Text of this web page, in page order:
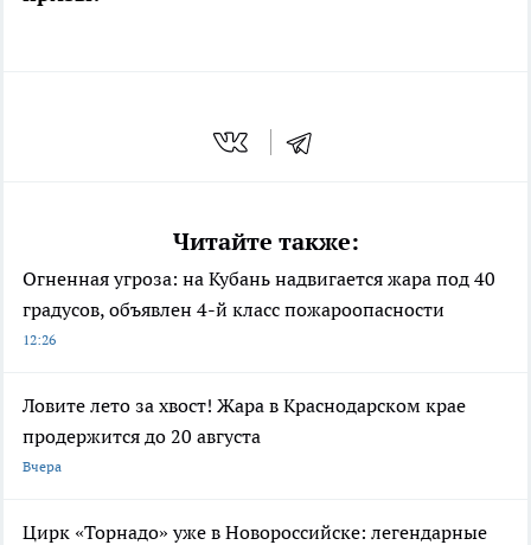
Читайте также:
Огненная угроза: на Кубань надвигается жара под 40
градусов, объявлен 4-й класс пожароопасности
12:26
Ловите лето за хвост! Жара в Краснодарском крае
продержится до 20 августа
Вчера
Цирк «Торнадо» уже в Новороссийске: легендарные